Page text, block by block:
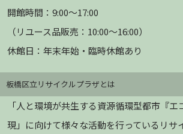
開館時間：9:00～17:00
（リユース品販売：10:00～16:00）
休館日：年末年始・臨時休館あり
板橋区立リサイクルプラザとは
「人と環境が共生する資源循環型都市『
現」に向けて様々な活動を行っているリサ